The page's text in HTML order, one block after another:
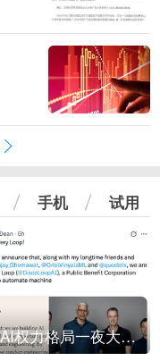
手机 试用
谷歌AI权力格局一夜大洗牌